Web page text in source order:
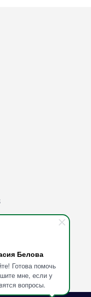
Белова
Готова помочь
мне, если у
вопросы.